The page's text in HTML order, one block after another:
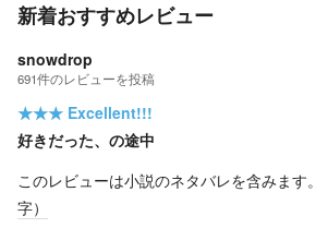
新着おすすめレビュー
snowdrop
691件のレビューを投稿
★★★ Excellent!!!
好きだった、の途中
このレビューは小説のネタバレを含みます。
字）